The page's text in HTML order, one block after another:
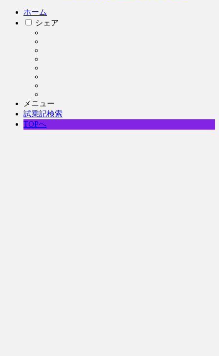
ホーム
シェア
メニュー
試乗記検索
TOPへ